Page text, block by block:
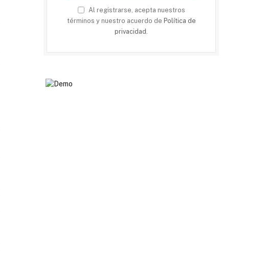
Al registrarse, acepta nuestros
términos y nuestro acuerdo de Política de
privacidad